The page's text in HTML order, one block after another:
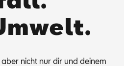
nicht nur dir und dei­nem